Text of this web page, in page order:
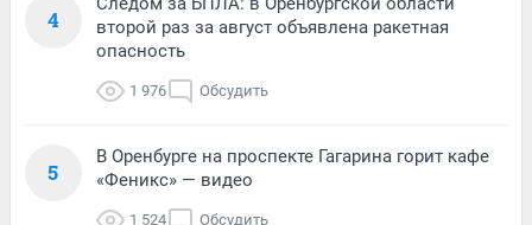
4
второй раз за август объявлена ракетная
опасность
1 976 Обсудить
5
В Оренбурге на проспекте Гагарина горит кафе
«Феникс» — видео
1 524 Обсудить